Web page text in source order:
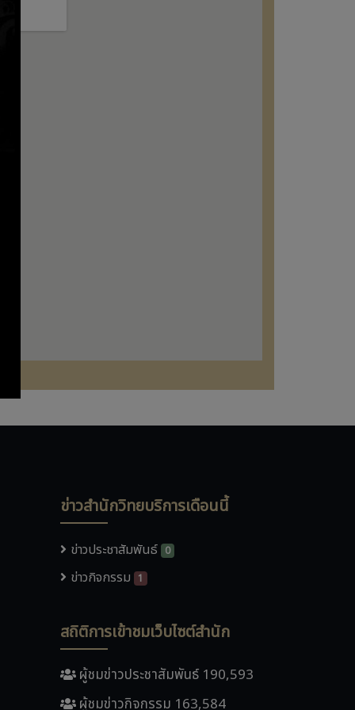
ข่าวสำนักวิทยบริการเดือนนี้
ข่าวประชาสัมพันธ์ 0
ข่าวกิจกรรม 1
สถิติการเข้าชมเว็บไซต์สำนัก
ผู้ชมข่าวประชาสัมพันธ์ 190,593
ผู้ชมข่าวกิจกรรม 163,584